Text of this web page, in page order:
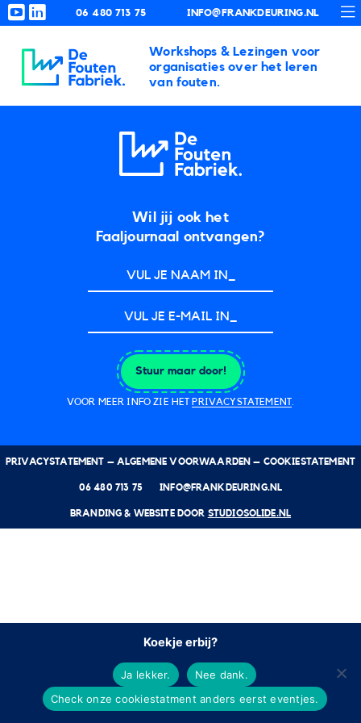
06 480 713 75 INFO@FRANKDEURING.NL
De Foutenfabriek
Workshops & Lezingen voor
organisaties over het leren
van fouten.
Wil jij ook het
Faaljournaal ontvangen?
Stuur maar door!
VOOR MEER INFO ZIE HET PRIVACYSTATEMENT
PRIVACYSTATEMENT – ALGEMENE VOORWAARDEN – COOKIESTATEMENT
06 480 713 75 INFO@FRANKDEURING.NL
BRANDING & WEBSITE DOOR STUDIOSOLIDE.NL
Koekje erbij?
Ja lekker.
Nee dank.
Check onze cookiestatment anders eerst eventjes.